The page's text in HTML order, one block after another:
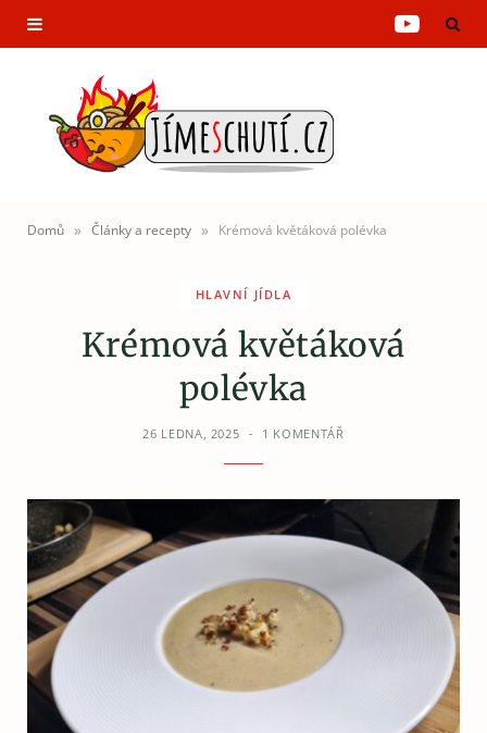
Y
Domů » Články a recepty » Krémová květáková polévka
HLAVNÍ JÍDLA
Krémová květáková
polévka
26 LEDNA, 2025 1 KOMENTÁŘ